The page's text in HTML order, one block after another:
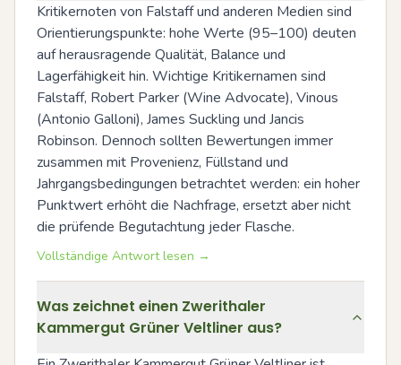
Kritikernoten von Falstaff und anderen Medien sind
Orientierungspunkte: hohe Werte (95–100) deuten
auf herausragende Qualität, Balance und
Lagerfähigkeit hin. Wichtige Kritikernamen sind
Falstaff, Robert Parker (Wine Advocate), Vinous
(Antonio Galloni), James Suckling und Jancis
Robinson. Dennoch sollten Bewertungen immer
zusammen mit Provenienz, Füllstand und
Jahrgangsbedingungen betrachtet werden: ein hoher
Punktwert erhöht die Nachfrage, ersetzt aber nicht
die prüfende Begutachtung jeder Flasche.
Vollständige Antwort lesen →
Was zeichnet einen Zwerithaler
Kammergut Grüner Veltliner aus?